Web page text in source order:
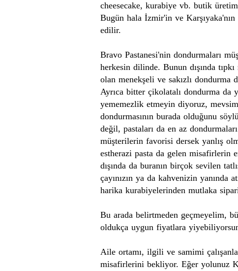
cheesecake, kurabiye vb. butik
Bugün hala İzmir'in ve
edilir.
Bravo Pastanesi'nin dondurmaları
herkesin dilinde. Bunun dışında
olan menekşeli ve sakızlı dondurma
Ayrıca bitter çikolatalı dondurma da
yememezlik etmeyin diyoruz,
dondurmasının burada olduğunu
değil, pastaları da en az
müşterilerin favorisi dersek yanlış
estherazi pasta da gelen misafirlerin
dışında da buranın birçok sevilen
çayınızın ya da kahvenizin yanında
harika kurabiyelerinden mutlaka
Bu arada belirtmeden geçmeyelim,
oldukça uygun fiyatlara
Aile ortamı, ilgili ve samimi
misafirlerini bekliyor. Eğer yolunuz